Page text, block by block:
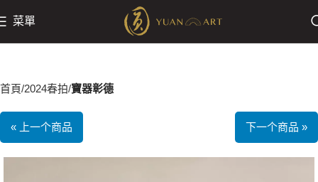
菜單
首頁 2024春拍 寶器彰德
« 上一个商品 下一个商品 »